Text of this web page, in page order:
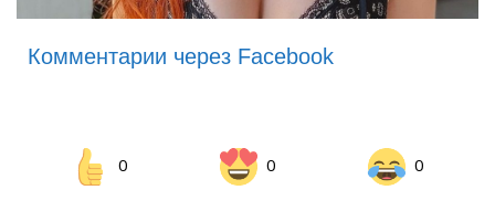
Комментарии через Facebook
0 0 0